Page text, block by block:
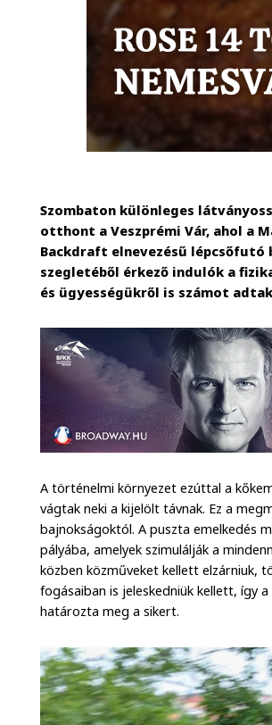
Szombaton különleges
otthont a Veszprémi Vár, ahol a
Backdraft elnevezésű
szegletéből érkező indulók a
és ügyességükről is számot
A történelmi környezet ezúttal a
vágtak neki a kijelölt távnak. Ez a
bajnokságoktól. A puszta emelkedés
pályába, amelyek szimulálják a
közben közműveket kellett elzárniuk,
fogásaiban is jeleskedniük kellett, így
határozta meg a sikert.